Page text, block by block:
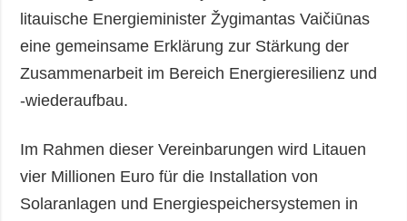
litauische Energieminister Žygimantas Vaičiūnas
eine gemeinsame Erklärung zur Stärkung der
Zusammenarbeit im Bereich Energieresilienz und
-wiederaufbau.
Im Rahmen dieser Vereinbarungen wird Litauen
vier Millionen Euro für die Installation von
Solaranlagen und Energiespeichersystemen in